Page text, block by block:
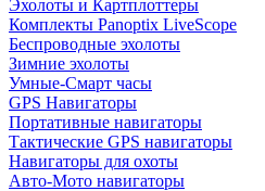
Эхолоты и Картплоттеры
Комплекты Panoptix LiveScope
Беспроводные эхолоты
Зимние эхолоты
Умные-Смарт часы
GPS Навигаторы
Портативные навигаторы
Тактические GPS навигаторы
Навигаторы для охоты
Авто-Мото навигаторы